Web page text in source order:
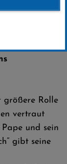
größere Rolle
vertraut
und sein
gibt seine